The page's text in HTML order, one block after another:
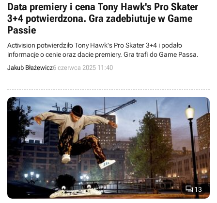
Data premiery i cena Tony Hawk's Pro Skater
3+4 potwierdzona. Gra zadebiutuje w Game
Passie
Activision potwierdziło Tony Hawk's Pro Skater 3+4 i podało
informacje o cenie oraz dacie premiery. Gra trafi do Game Passa.
Jakub Błażewicz6 czerwca 2025 11:40
13